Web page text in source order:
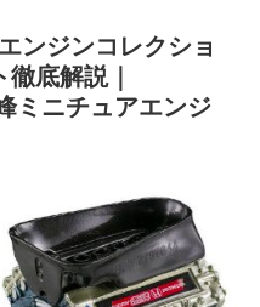
ンジンコレクショ
底解説｜
ミニチュアエンジ